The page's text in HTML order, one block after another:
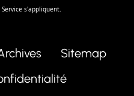
s'appliquent.
Sitemap